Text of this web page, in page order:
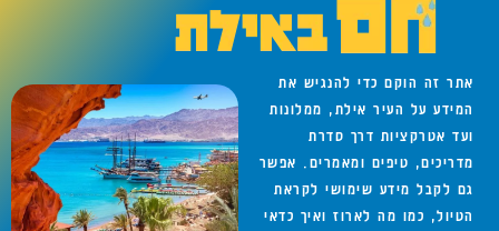
אתר זה הוקם כדי להנגיש את
המידע על העיר אילת, ממלונות
ועד אטרקציות דרך סדרת
מדריכים, טיפים ומאמרים. אפשר
גם לקבל מידע שימושי לקראת
הטיול, כמו מה לארוז ואיך כדאי